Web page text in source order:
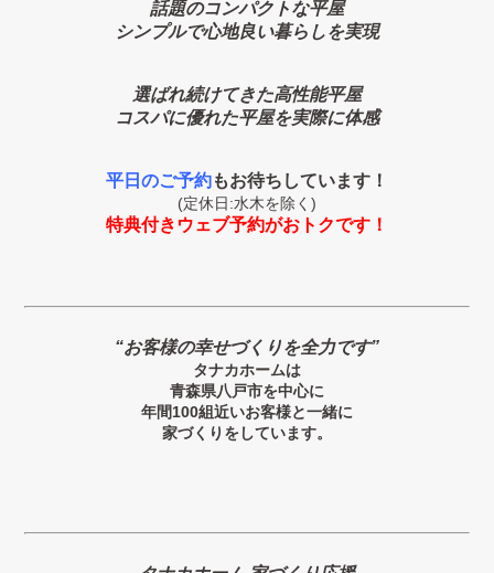
話題のコンパクトな平屋
シンプルで心地良い暮らしを実現
選ばれ続けてきた高性能平屋
コスパに優れた平屋を実際に体感
平日のご予約もお待ちしています！
(定休日:水木を除く)
特典付きウェブ予約がおトクです！
“お客様の幸せづくりを全力です”
タナカホームは
青森県八戸市を中心に
年間100組近いお客様と一緒に
家づくりをしています。